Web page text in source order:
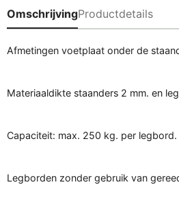
OmschrijvingProductdetails
Afmetingen voetplaat onder de
Materiaaldikte staanders 2 mm. en
Capaciteit: max. 250 kg. per legbord.
Legborden zonder gebruik van